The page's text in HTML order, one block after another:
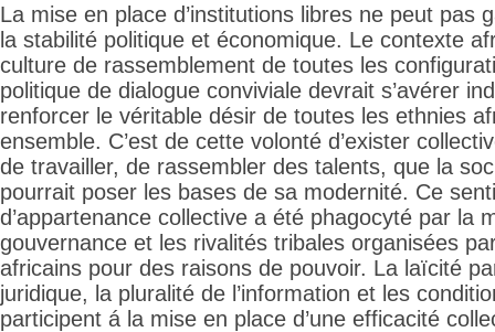
La mise en place d’institutions libres ne peut pas
la stabilité politique et économique. Le contexte
culture de rassemblement de toutes les
politique de dialogue conviviale devrait s’avérer
renforcer le véritable désir de toutes les ethnies
ensemble. C’est de cette volonté d’exister
de travailler, de rassembler des talents, que la
pourrait poser les bases de sa modernité. Ce
d’appartenance collective a été phagocyté par la
gouvernance et les rivalités tribales organisées
africains pour des raisons de pouvoir. La laïcité
juridique, la pluralité de l’information et les
participent á la mise en place d’une efficacité